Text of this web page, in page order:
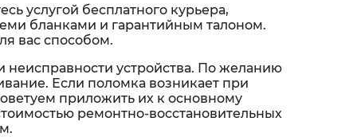
услугой бесплатного курьера,
бланками и гарантийным талоном.
вас способом.
устройства. По желанию
Если поломка возникает при
приложить их к основному
ремонтно-восстановительных